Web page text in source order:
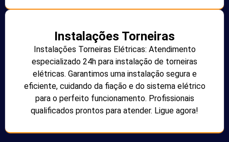
Instalações Torneiras
Instalações Torneiras Elétricas: Atendimento
especializado 24h para instalação de torneiras
elétricas. Garantimos uma instalação segura e
eficiente, cuidando da fiação e do sistema elétrico
para o perfeito funcionamento. Profissionais
qualificados prontos para atender. Ligue agora!